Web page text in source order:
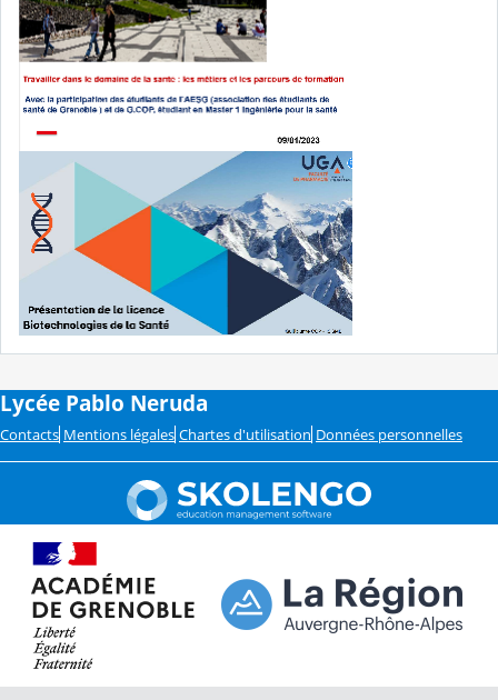
Lycée Pablo Neruda
Contacts Mentions légales Chartes d'utilisation Données personnelles